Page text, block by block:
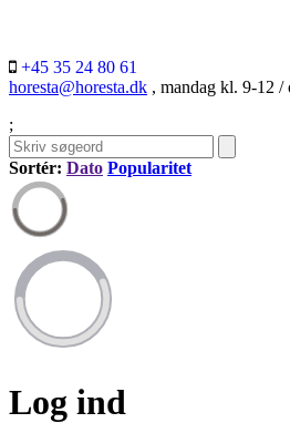
+45 35 24 80 61
horesta@horesta.dk , mandag kl. 9-12 /
;
Sortér: Dato Popularitet
Log ind